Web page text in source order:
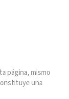
página, mismo
una